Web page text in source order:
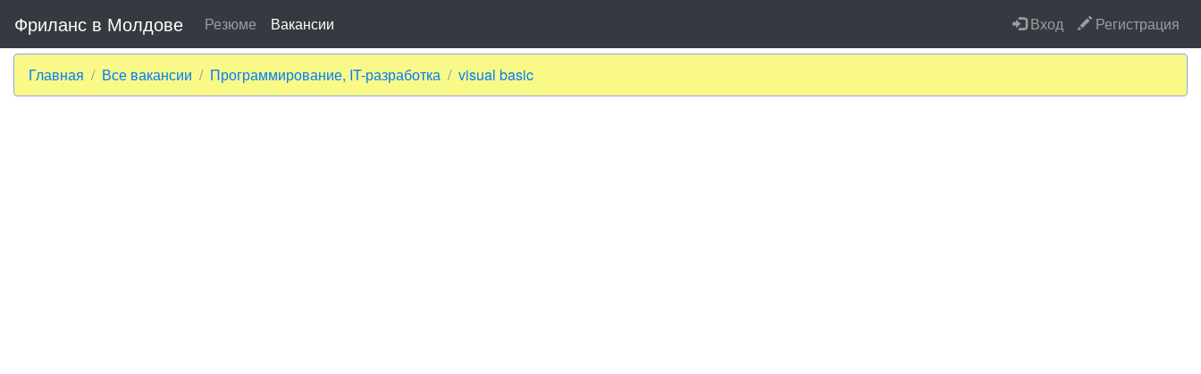
Фриланс в Молдове Резюме Вакансии Вход Регистрация
Главная Все вакансии Программирование, IT-разработка visual basic